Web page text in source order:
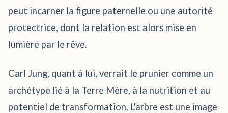
peut incarner la figure paternelle ou une autorité
protectrice, dont la relation est alors mise en
lumière par le rêve.
Carl Jung, quant à lui, verrait le prunier comme un
archétype lié à la Terre Mère, à la nutrition et au
potentiel de transformation. L'arbre est une image